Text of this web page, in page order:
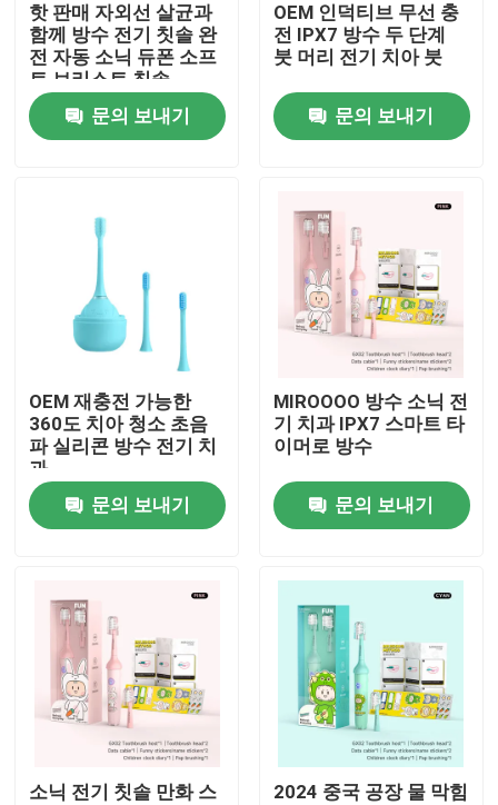
비디오
공장 투어
품질 관리
인용 을 요청 하십시오
호출중 전동 치솔
방수 전동 치솔
핫 판매 자외선 살균과
함께 방수 전기 칫솔 완
전 자동 소닉 듀폰 소프
트 브리스트 칫솔
문의 보내기
OEM 인덕티브 무선 충
전 IPX7 방수 두 단계
붓 머리 전기 치아 붓
문의 보내기
OEM 재충전 가능한
360도 치아 청소 초음
파 실리콘 방수 전기 치
과
문의 보내기
MIROOOO 방수 소닉 전
기 치과 IPX7 스마트 타
이머로 방수
문의 보내기
소닉 전기 칫솔 만화 스
2024 중국 공장 물 막힘